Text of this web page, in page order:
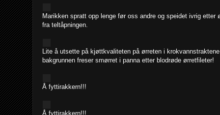
Marikken spratt opp lenge før oss andre og speidet ivrig etter
fra teltåpningen.
Lite å utsette på kjøttkvaliteten på ørreten i
bakgrunnen freser smørret i panna etter blodrøde ørretfileter!
Å fyttirakkern!!!
Å fyttirakkern!!!